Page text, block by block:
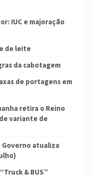
IUC e majoração
de leite
da cabotagem
de portagens em
retira o Reino
variante de
atualiza
& BUS”